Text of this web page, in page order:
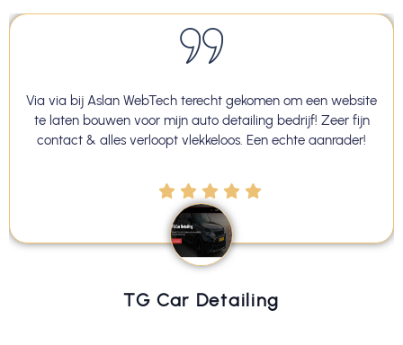
TG Car Detailing
Via via bij Aslan WebTech terecht gekomen om een website
te laten bouwen voor mijn auto detailing bedrijf! Zeer fijn
contact & alles verloopt vlekkeloos. Een echte aanrader!